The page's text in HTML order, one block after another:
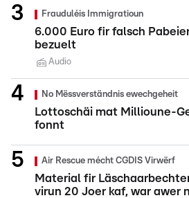
Frauduléis Immigratioun
6.000 Euro fir falsch
bezuelt
Audio
No Mëssverständnis ewechgeheit
Lottoschäi mat Millioune-
fonnt
Air Rescue mécht CGDIS Virwërf
Material fir
virun 20 Joer kaf, war awer